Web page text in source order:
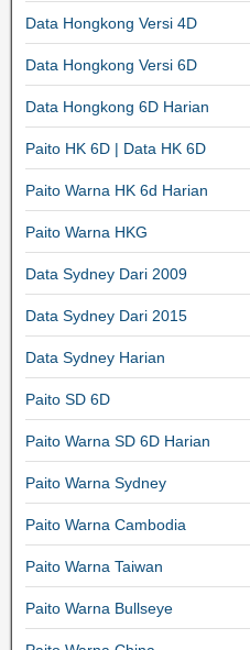
Data Hongkong Versi 4D
Data Hongkong Versi 6D
Data Hongkong 6D Harian
Paito HK 6D | Data HK 6D
Paito Warna HK 6d Harian
Paito Warna HKG
Data Sydney Dari 2009
Data Sydney Dari 2015
Data Sydney Harian
Paito SD 6D
Paito Warna SD 6D Harian
Paito Warna Sydney
Paito Warna Cambodia
Paito Warna Taiwan
Paito Warna Bullseye